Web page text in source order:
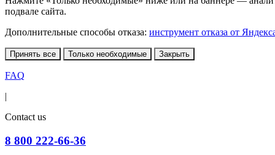
подвале сайта.
Дополнительные способы отказа: инструмент отказа от
Принять все Только необходимые Закрыть
FAQ
|
Contact us
8 800 222-66-36